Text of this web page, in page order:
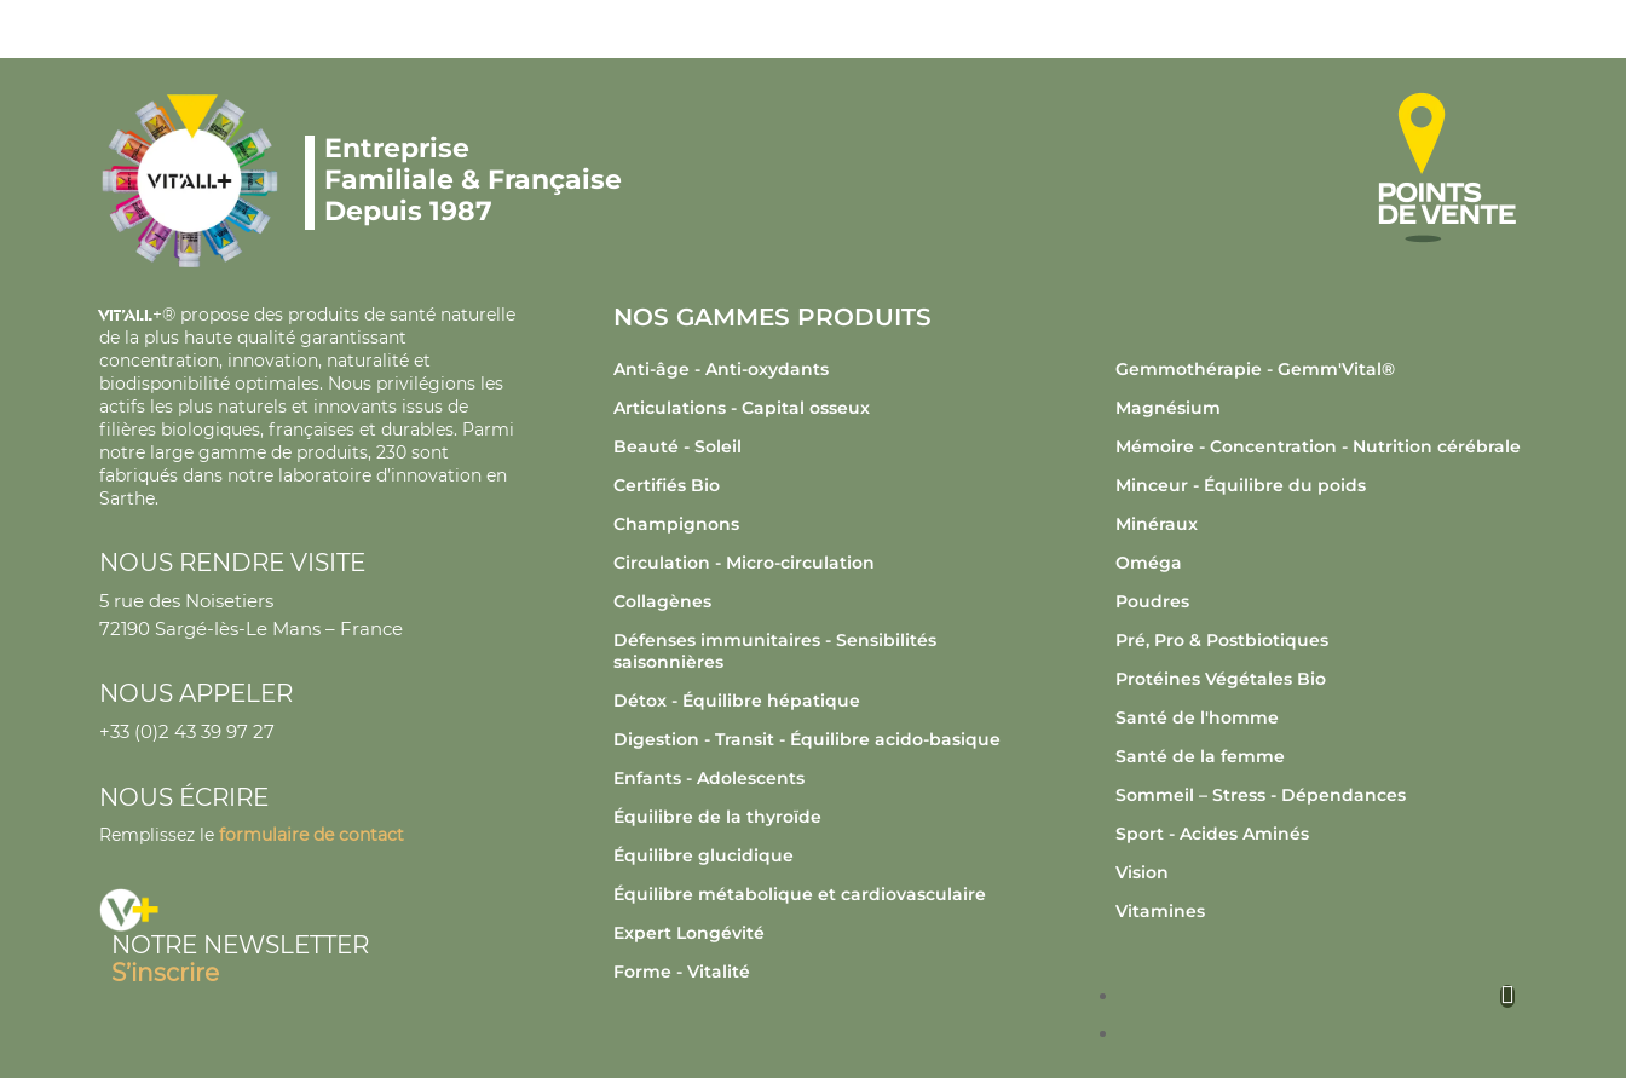
Entreprise
Familiale & Française
Depuis 1987
VIT’ALL+® propose des produits de santé naturelle
de la plus haute qualité garantissant
concentration, innovation, naturalité et
biodisponibilité optimales. Nous privilégions les
actifs les plus naturels et innovants issus de
filières biologiques, françaises et durables. Parmi
notre large gamme de produits, 230 sont
fabriqués dans notre laboratoire d’innovation en
Sarthe.
NOUS RENDRE VISITE
5 rue des Noisetiers
72190 Sargé-lès-Le Mans – France
NOUS APPELER
+33 (0)2 43 39 97 27
NOUS ÉCRIRE
Remplissez le formulaire de contact
NOTRE NEWSLETTER
S’inscrire
NOS GAMMES PRODUITS
Anti-âge - Anti-oxydants
Articulations - Capital osseux
Beauté - Soleil
Certifiés Bio
Champignons
Circulation - Micro-circulation
Collagènes
Défenses immunitaires - Sensibilités
saisonnières
Détox - Équilibre hépatique
Digestion - Transit - Équilibre acido-basique
Enfants - Adolescents
Équilibre de la thyroïde
Équilibre glucidique
Équilibre métabolique et cardiovasculaire
Expert Longévité
Forme - Vitalité
Gemmothérapie - Gemm'Vital®
Magnésium
Mémoire - Concentration - Nutrition cérébrale
Minceur - Équilibre du poids
Minéraux
Oméga
Poudres
Pré, Pro & Postbiotiques
Protéines Végétales Bio
Santé de l'homme
Santé de la femme
Sommeil – Stress - Dépendances
Sport - Acides Aminés
Vision
Vitamines